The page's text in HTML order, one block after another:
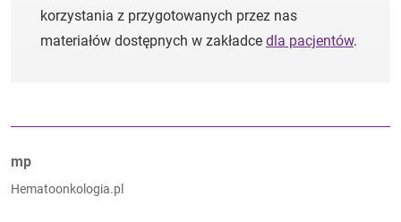
korzystania z przygotowanych przez nas
materiałów dostępnych w zakładce dla pacjentów.
Autorzy:
mp
Hematoonkologia.pl